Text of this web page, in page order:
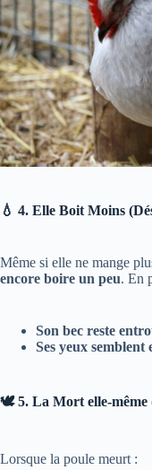
💧 4. Elle Boit Moins
Même si elle ne mange
encore boire un peu. En
Son bec reste
Ses yeux semblent
🕊️ 5. La Mort elle-même
Lorsque la poule meurt :